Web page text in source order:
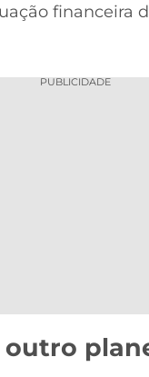
financeira
PUBLICIDADE
outro